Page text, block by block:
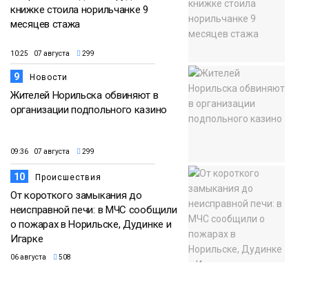
книжке стоила норильчанке 9
месяцев стажа
10:25 07 августа 299
9 Новости
Жителей Норильска обвиняют в
организации подпольного казино
09:36 07 августа 299
10 Происшествия
От короткого замыкания до
неисправной печи: в МЧС сообщили
о пожарах в Норильске, Дудинке и
Игарке
06 августа 508